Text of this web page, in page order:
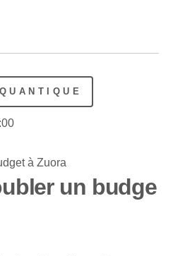
un budge